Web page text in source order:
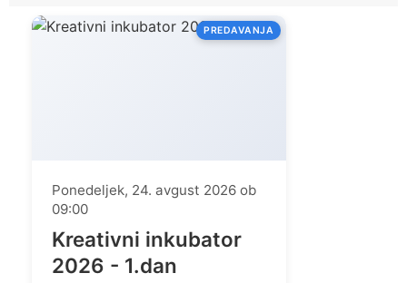
PREDAVANJA
Ponedeljek, 24. avgust 2026 ob
09:00
Kreativni inkubator
2026 - 1.dan